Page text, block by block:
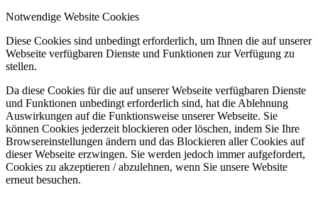
Notwendige Website Cookies
Diese Cookies sind unbedingt erforderlich, um Ihnen die auf unserer
Webseite verfügbaren Dienste und Funktionen zur Verfügung zu
stellen.
Da diese Cookies für die auf unserer Webseite verfügbaren Dienste
und Funktionen unbedingt erforderlich sind, hat die Ablehnung
Auswirkungen auf die Funktionsweise unserer Webseite. Sie
können Cookies jederzeit blockieren oder löschen, indem Sie Ihre
Browsereinstellungen ändern und das Blockieren aller Cookies auf
dieser Webseite erzwingen. Sie werden jedoch immer aufgefordert,
Cookies zu akzeptieren / abzulehnen, wenn Sie unsere Website
erneut besuchen.